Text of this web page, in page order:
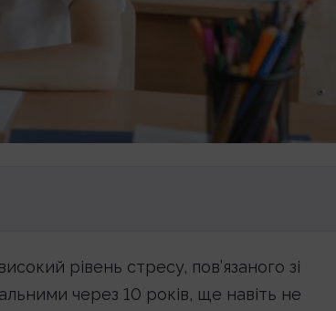
рівень стресу, пов’язаного зі
через 10 років, ще навіть не